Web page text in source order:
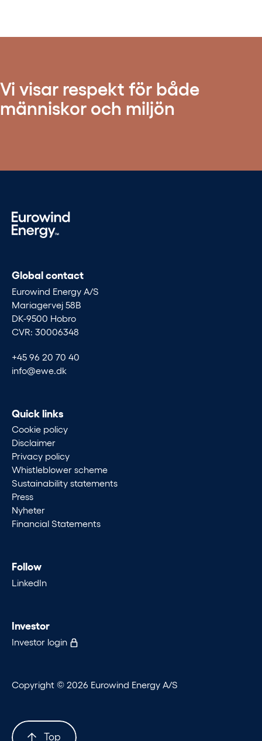
Vi visar respekt för både
människor och miljön
Global contact
Eurowind Energy A/S
Mariagervej 58B
DK-9500 Hobro
CVR: 30006348
+45 96 20 70 40
info@ewe.dk
Quick links
Cookie policy
Disclaimer
Privacy policy
Whistleblower scheme
Sustainability statements
Press
Nyheter
Financial Statements
Follow
LinkedIn
Investor
Investor login
Copyright © 2026 Eurowind Energy A/S
Top